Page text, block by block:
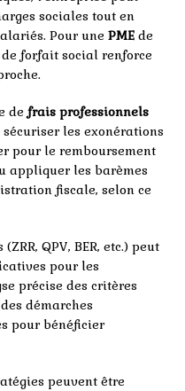
sociales tout en
Pour une PME de
forfait social renforce
defrais professionnels
les exonérations
pour le remboursement
appliquer les barèmes
fiscale, selon ce
QPV, BER, etc.) peut
pour les
précise des critères
démarches
pour bénéficier
peuvent être